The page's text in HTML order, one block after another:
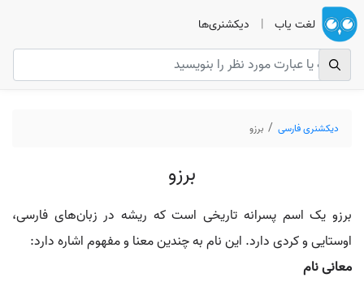
لغت یاب | دیکشنری‌ها
دیکشنری فارسی برزو
برزو
برزو یک اسم پسرانه تاریخی است که ریشه در زبان‌های فارسی،
اوستایی و کردی دارد. این نام به چندین معنا و مفهوم اشاره دارد:
معانی نام